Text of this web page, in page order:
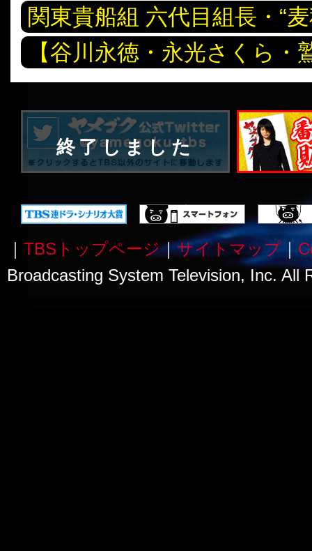
関東貴船組 六代目組長・“
【谷川永徳・永光さくら・
終了しました
TBSトップページ｜サイトマップ｜
Broadcasting System Television, Inc. All